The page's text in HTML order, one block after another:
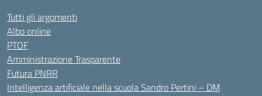
Tutti gli argomenti
Albo online
PTOF
Amministrazione Trasparente
Futura PNRR
Intelligenza artificiale nella scuola Sandro Pertini – DM